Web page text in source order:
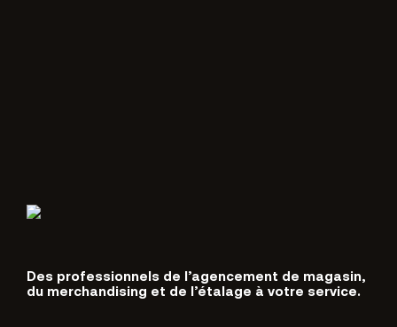
Des professionnels de l’agencement de magasin,
du merchandising et de l’étalage à votre service.